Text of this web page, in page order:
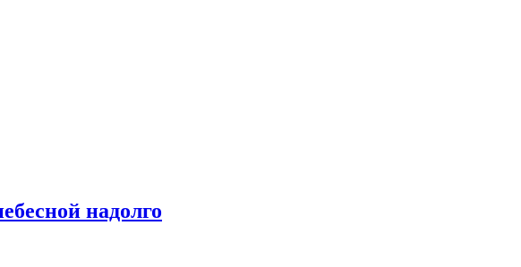
надолго